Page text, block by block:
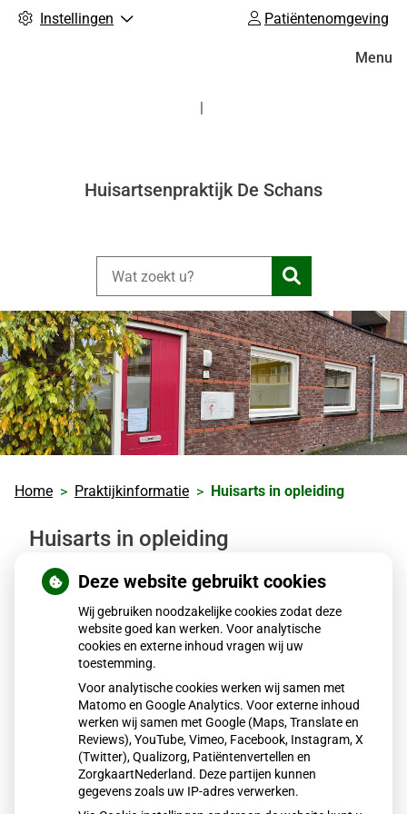
Instellingen Patiëntenomgeving
Huisartsenpraktijk De Schans
Zoeken
Menu
Home Praktijkinformatie Huisarts in opleiding
Huisarts in opleiding
De praktijk werkt al jaren met veel plezier mee aan de
opleiding tot huisarts. Dokter Heinemans en dokter
Peereboom zijn beiden gekwalificeerd als opleider.
De studie geneeskunde duurt 6 jaar. Hierna volgt de
specialisatie tot huisarts. Deze opleiding duurt nog
eens 3 jaar.
Via de huisartsenopleiding van het Academisch
Medisch Centrum komt er jaarlijks een huisarts-in-
opleiding. De huisarts-in-opleiding doet zelfstandig en
Deze website gebruikt cookies
Wij gebruiken noodzakelijke cookies zodat deze
website goed kan werken. Voor analytische
cookies en externe inhoud vragen wij uw
toestemming.
Voor analytische cookies werken wij samen met
Matomo en Google Analytics. Voor externe inhoud
werken wij samen met Google (Maps, Translate en
Reviews), YouTube, Vimeo, Facebook, Instagram, X
(Twitter), Qualizorg, Patiëntenvertellen en
ZorgkaartNederland. Deze partijen kunnen
gegevens zoals uw IP-adres verwerken.